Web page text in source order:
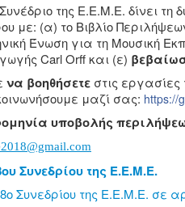
της Ε.Ε.Μ.Ε. δίνει
με: (α) το Βιβλίο
Ένωση για τη Μουσική
Carl Orff και (ε)
να βοηθήσετε στις εργασίες
μαζί σας: https://
υποβολής
Συνεδρίου της Ε.Ε.Μ.Ε.
Συνεδρίου της Ε.Ε.Μ.Ε. σε